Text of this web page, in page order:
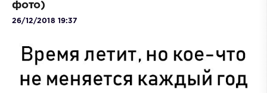
фото)
26/12/2018 19:37